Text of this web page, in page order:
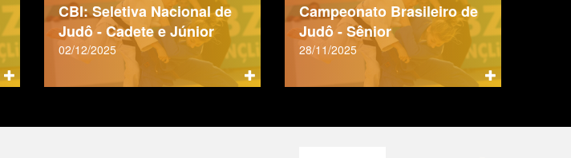
CBI: Seletiva Nacional de
Judô - Cadete e Júnior
02/12/2025
Campeonato Brasileiro de
Judô - Sênior
28/11/2025